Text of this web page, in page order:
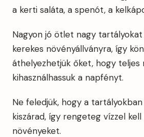
a kerti saláta, a spenót, a
Nagyon jó ötlet nagy
kerekes növényállványra, így
áthelyezhetjük őket, hogy
kihasználhassuk a napfényt.
Ne feledjük, hogy a
kiszárad, így rengeteg vízzel
növényeket.